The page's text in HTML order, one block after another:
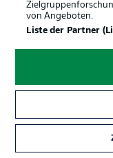
Schwach
Keines ihrer
die
Heimmacht
seit 15
von Angeboten.
Liste der Partner